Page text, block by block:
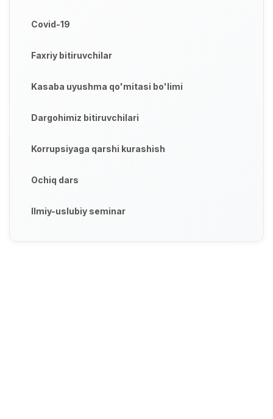
Covid-19
Faxriy bitiruvchilar
Kasaba uyushma qo'mitasi bo'limi
Dargohimiz bitiruvchilari
Korrupsiyaga qarshi kurashish
Ochiq dars
Ilmiy-uslubiy seminar